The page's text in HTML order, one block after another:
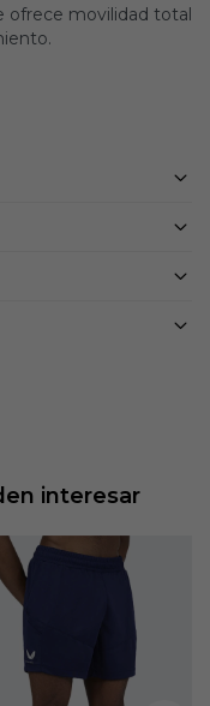
ofrece movilidad total
interesar